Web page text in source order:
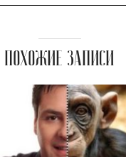
ПОХОЖИЕ ЗАПИСИ